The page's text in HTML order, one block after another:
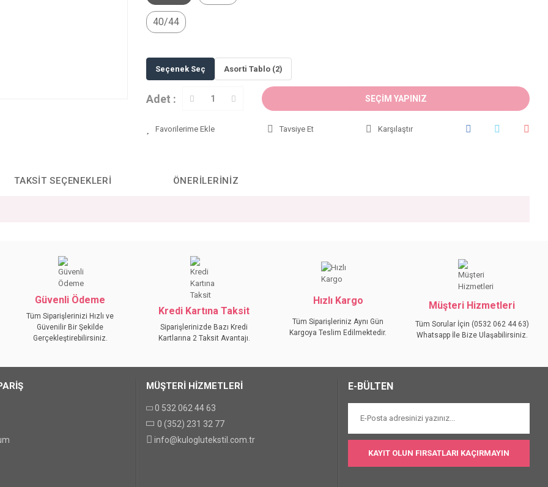
40/44
Seçenek Seç Asorti Tablo (2)
Adet : SEÇİM YAPINIZ
Tavsiye Et Karşılaştır
TAKSIT SEÇENEKLERI ÖNERILERINIZ
GÖNDER
Güvenli Ödeme
Tüm Siparişlerinizi Hızlı ve
Güvenilir Bir Şekilde
Gerçekleştirebilirsiniz.
Kredi Kartına Taksit
Siparişlerinizde Bazı Kredi
Kartlarına 2 Taksit Avantajı.
Hızlı Kargo
Tüm Siparişleriniz Aynı Gün
Kargoya Teslim Edilmektedir.
Müşteri Hizmetleri
Tüm Sorular İçin (0532 062 44 63)
Whatsapp İle Bize Ulaşabilirsiniz.
MÜŞTERİ HİZMETLERİ
0 532 062 44 63
0 (352) 231 32 77
info@kuloglutekstil.com.tr
E-BÜLTEN
KAYIT OLUN FIRSATLARI KAÇIRMAYIN